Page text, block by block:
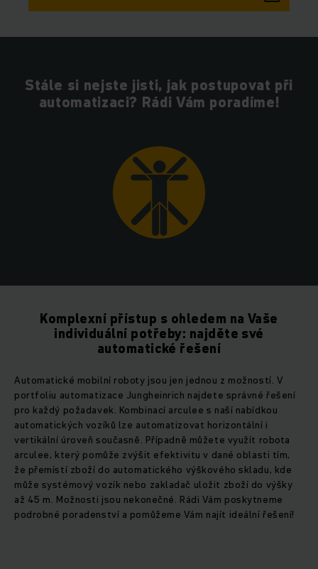
Stále si nejste jisti, jak postupovat při
automatizaci? Rádi Vám poradíme!
Komplexní přístup s ohledem na Vaše
individuální potřeby: najděte své
automatické řešení
Automatické mobilní roboty jsou jen jednou z možností. V
portfoliu automatizace Jungheinrich najdete správné řešení
pro každý požadavek. Kombinací arculee s naší nabídkou
automatických vozíků lze automatizovat horizontální i
vertikální úroveň současně. Případně můžete využít robota
arculee, který pomůže zvýšit efektivitu v dané oblasti tím,
že přemístí zboží do automatického výškového skladu, kde
může systémový vozík nebo zakladač uložit zboží do výšky
až 45 m. Možnosti jsou nekonečné. Rádi Vám poskytneme
podrobné poradenství a pomůžeme Vám najít ideální řešení!